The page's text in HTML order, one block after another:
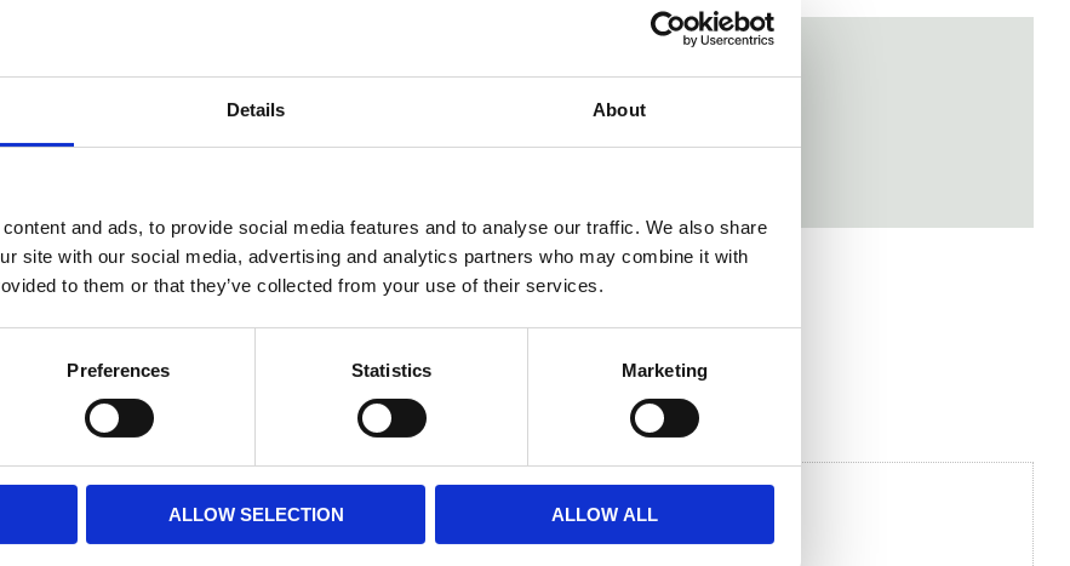
Details About
and ads, to provide social media features and to analyse our traffic. We also share
site with our social media, advertising and analytics partners who may combine it with
to them or that they’ve collected from your use of their services.
Preferences Statistics Marketing
ALLOW SELECTION ALLOW ALL
Dela med dig
Facebook
TwitterLinkedInPinterest